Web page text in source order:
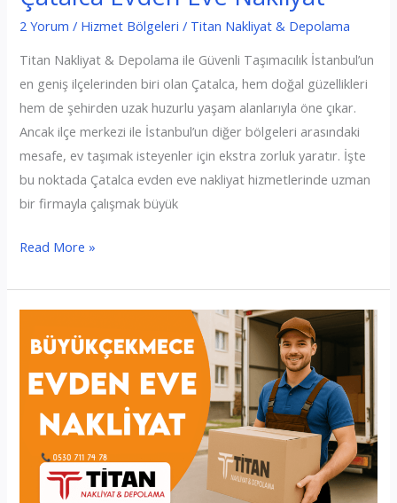
2 Yorum / Hizmet Bölgeleri / Titan Nakliyat & Depolama
Titan Nakliyat & Depolama ile Güvenli Taşımacılık İstanbul’un
en geniş ilçelerinden biri olan Çatalca, hem doğal güzellikleri
hem de şehirden uzak huzurlu yaşam alanlarıyla öne çıkar.
Ancak ilçe merkezi ile İstanbul’un diğer bölgeleri arasındaki
mesafe, ev taşımak isteyenler için ekstra zorluk yaratır. İşte
bu noktada Çatalca evden eve nakliyat hizmetlerinde uzman
bir firmayla çalışmak büyük
Çatalca
Eve
Read More »